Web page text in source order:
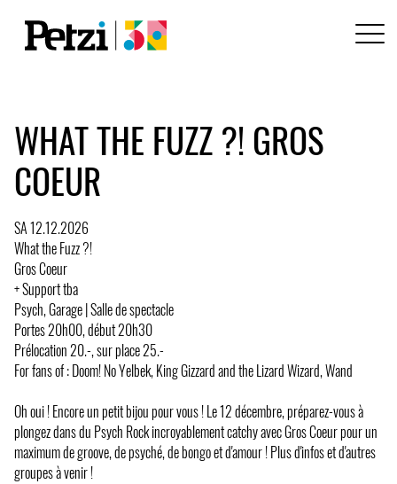
WHAT THE FUZZ ?! GROS
COEUR
SA 12.12.2026
What the Fuzz ?!
Gros Coeur
+ Support tba
Psych, Garage | Salle de spectacle
Portes 20h00, début 20h30
Prélocation 20.-, sur place 25.-
For fans of : Doom! No Yelbek, King Gizzard and the Lizard Wizard, Wand
Oh oui ! Encore un petit bijou pour vous ! Le 12 décembre, préparez-vous à
plongez dans du Psych Rock incroyablement catchy avec Gros Coeur pour un
maximum de groove, de psyché, de bongo et d'amour ! Plus d'infos et d'autres
groupes à venir !